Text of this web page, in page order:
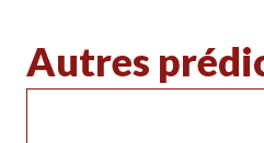
Autres